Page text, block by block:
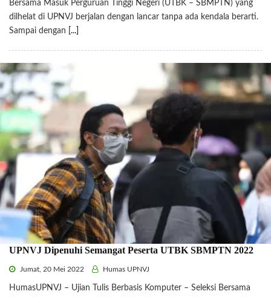
Bersama Masuk Perguruan Tinggi Negeri (UTBK – SBMPTN) yang
dilhelat di UPNVJ berjalan dengan lancar tanpa ada kendala berarti.
Sampai dengan
[...]
UPNVJ Dipenuhi Semangat Peserta UTBK SBMPTN 2022
Jumat, 20 Mei 2022 Humas UPNVJ
HumasUPNVJ – Ujian Tulis Berbasis Komputer – Seleksi Bersama